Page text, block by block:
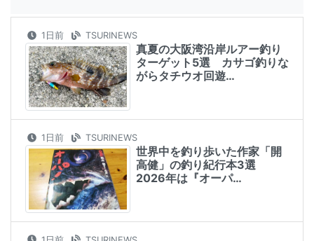
1日前 TSURINEWS
真夏の大阪湾沿岸ルアー釣り
ターゲット5選 カサゴ釣りな
がらタチウオ回遊…
1日前 TSURINEWS
世界中を釣り歩いた作家「開
高健」の釣り紀行本3選
2026年は『オーパ…